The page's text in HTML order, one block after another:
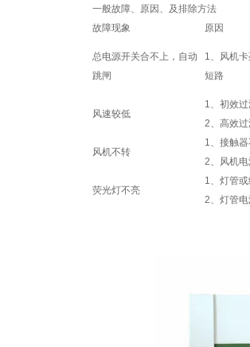
一般故障、原因、及排除方法
故障现象
原因
总电源开关合不上，自动
跳闸
1、风机
短路
风速较低
1、初效
2、高效
风机不转
1、接触
2、风机
荧光灯不亮
1、灯管
2、灯管